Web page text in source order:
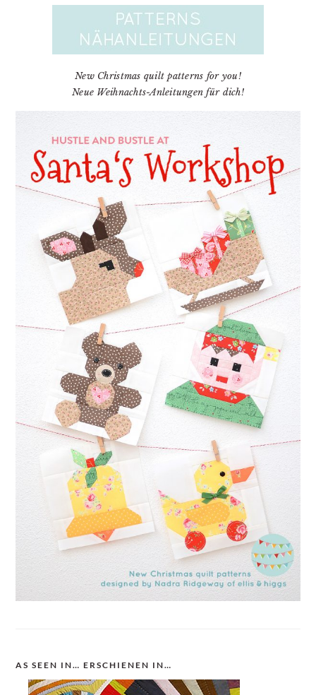
New Christmas quilt patterns for you!
Neue Weihnachts-Anleitungen für dich!
AS SEEN IN… ERSCHIENEN IN…